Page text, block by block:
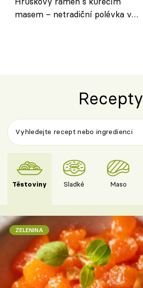
masem – netradiční polévka v
Recepty
Těstoviny Sladké Maso
ZELENINA